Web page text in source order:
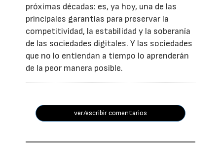
próximas décadas: es, ya hoy, una de las
principales garantías para preservar la
competitividad, la estabilidad y la soberanía
de las sociedades digitales. Y las sociedades
que no lo entiendan a tiempo lo aprenderán
de la peor manera posible.
ver/escribir comentarios